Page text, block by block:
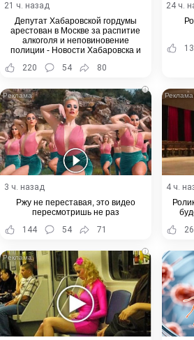
21 ч. назад
Депутат Хабаровской гордумы
арестован в Москве за распитие
алкоголя и неповиновение
полиции - Новости Хабаровска и
220 54 80
24 ч.
i
3 ч. назад
Ржу не переставая, это видео
пересмотришь не раз
144
54 71
4 ч.
i